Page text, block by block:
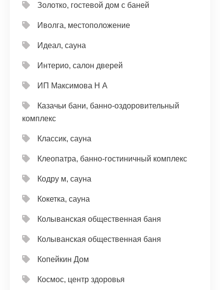
Золотко, гостевой дом с баней
Иволга, местоположение
Идеал, сауна
Интерио, салон дверей
ИП Максимова Н А
Казачьи бани, банно-оздоровительный
комплекс
Классик, сауна
Клеопатра, банно-гостиничный комплекс
Кодру м, сауна
Кокетка, сауна
Колыванская общественная баня
Колыванская общественная баня
Копейкин Дом
Космос, центр здоровья